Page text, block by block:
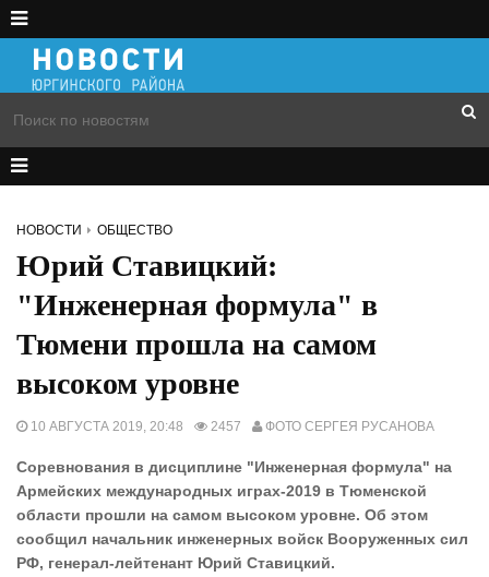
НОВОСТИ ОБЩЕСТВО
Юрий Ставицкий:
"Инженерная формула" в
Тюмени прошла на самом
высоком уровне
10 АВГУСТА 2019, 20:48 2457 ФОТО СЕРГЕЯ РУСАНОВА
Соревнования в дисциплине "Инженерная формула" на
Армейских международных играх-2019 в Тюменской
области прошли на самом высоком уровне. Об этом
сообщил начальник инженерных войск Вооруженных сил
РФ, генерал-лейтенант Юрий Ставицкий.